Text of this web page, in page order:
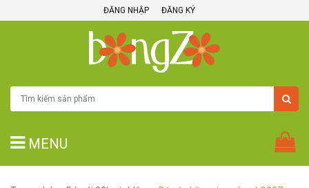
ĐĂNG NHẬP ĐĂNG KÝ
MENU